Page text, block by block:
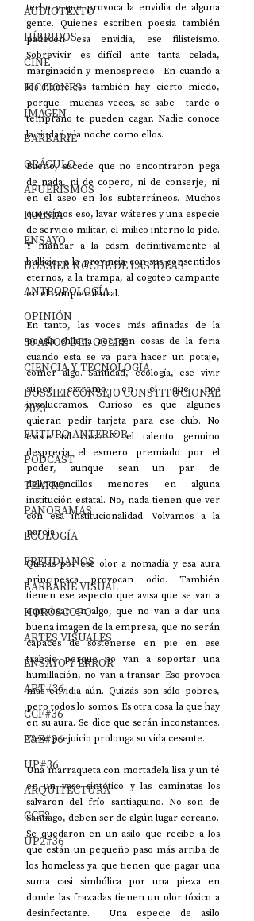
AUDIOTEXTO
HÍBRIDOS
CINE
FICCIONES
IMAGEN
BARBARIE
ORÁCULO
AFUERISMOS
POESÍA
ENSAYO
DOSSIER NOCHE DE LAS IDEAS
ANTROPOLOGÍA
OPINIÓN
50 AÑOS DEL GOLPE
CIENCIA Y TECNOLOGÍA
DOSSIER CONSEJO CONSTITUCIONAL
2023
FUTURO ANTERIOR
PODCAST
TEATRO
PANORAMAS
ECOLOGÍA
FREUDIANOS
BARBARIE VISUAL
HORÓSCOPO
ARTES VISUALES
ENSAYO Y ERROR
ART#36
CCF#36
E&E#36
UP#36
ARQUITECTURA
CCF2
UP2#36
techo y que provoca la envidia de alguna
gente. Quienes escriben poesía también
padecen esa envidia, ese filisteísmo.
Sobrevivir es difícil ante tanta celada,
marginación y menosprecio.  En cuando a
los homeless también hay cierto miedo,
porque –muchas veces, se sabe-- tarde o
temprano te pueden cagar. Nadie conoce
la ciudad y la noche como ellos.
Bueno, sucede que no encontraron pega
de nada, ni de copero, ni de conserje, ni
en el aseo en los subterráneos. Muchos
queremos eso, lavar wáteres y una especie
de servicio militar, el milico interno lo pide.
Y mandar a la cdsm definitivamente al
bullicio, a la provincia con sus consentidos
eternos, a la trampa, al cogoteo campante
en el campo cultural.
En tanto, las voces más afinadas de la
poesía chilena recogen cosas de la feria
cuando esta se va para hacer un potaje,
comer algo. Santidad, ecología, ese vivir
súper extremo en el que nos
involucramos. Curioso es que algunes
quieran pedir tarjeta para ese club. No
existe tal cosa. Y el talento genuino
desprecia el esmero premiado por el
poder, aunque sean un par de
delincuencillos menores en alguna
institución estatal. No, nada tienen que ver
con esa institucionalidad. Volvamos a la
pareja.
Quizás por ese olor a nomadía y esa aura
principesca provocan odio. También
tienen ese aspecto que avisa que se van a
equivocar en algo, que no van a dar una
buena imagen de la empresa, que no serán
capaces de sostenerse en pie en ese
trabajo porque no van a soportar una
humillación, no van a transar. Eso provoca
más envidia aún. Quizás son sólo pobres,
pero todos lo somos. Es otra cosa la que hay
en su aura. Se dice que serán inconstantes.
Y ese prejuicio prolonga su vida cesante.
Una marraqueta con mortadela lisa y un té
en un vaso sintético y las caminatas los
salvaron del frío santiaguino. No son de
Santiago, deben ser de algún lugar cercano.
Se quedaron en un asilo que recibe a los
que están un pequeño paso más arriba de
los homeless ya que tienen que pagar una
suma casi simbólica por una pieza en
donde las frazadas tienen un olor tóxico a
desinfectante.  Una especie de asilo